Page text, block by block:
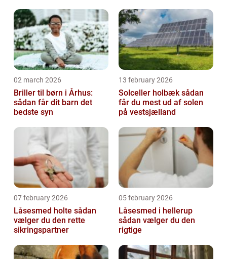
02 march 2026
Briller til børn i Århus:
sådan får dit barn det
bedste syn
13 february 2026
Solceller holbæk sådan
får du mest ud af solen
på vestsjælland
07 february 2026
Låsesmed holte sådan
vælger du den rette
sikringspartner
05 february 2026
Låsesmed i hellerup
sådan vælger du den
rigtige